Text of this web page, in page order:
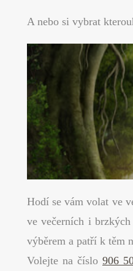
A nebo si vybrat
Hodí se vám volat ve
ve večerních i
výběrem a patří k těm
Volejte na číslo 906